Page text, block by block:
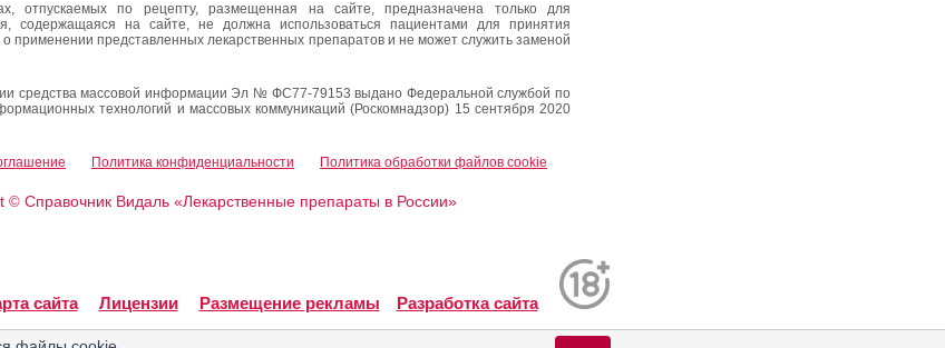
отпускаемых по рецепту, размещенная на сайте, предназначена только для
содержащаяся на сайте, не должна использоваться пациентами для принятия
применении представленных лекарственных препаратов и не может служить заменой
средства массовой информации Эл № ФС77-79153 выдано Федеральной службой по
технологий и массовых коммуникаций (Роскомнадзор) 15 сентября 2020
Политика конфиденциальности Политика обработки файлов cookie
©Справочник Видаль «Лекарственные препараты в России»
сайта Лицензии Размещение рекламы Разработка сайта